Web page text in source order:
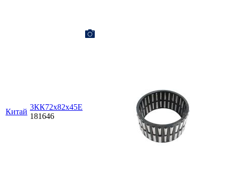
Китай
3КК72х82х45Е
181646